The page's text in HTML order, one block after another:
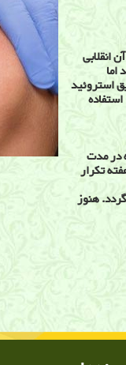
انقلابی
استروئید
در مدت
تکرار
هنوز